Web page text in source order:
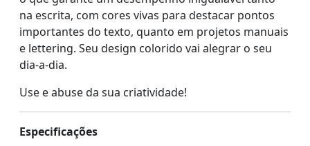
na escrita, com cores vivas para destacar pontos
importantes do texto, quanto em projetos manuais
e lettering. Seu design colorido vai alegrar o seu
dia-a-dia.
Use e abuse da sua criatividade!
Especificações